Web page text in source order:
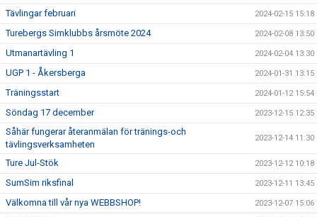
Tävlingar februari 2024-02-15 15:18
Turebergs Simklubbs årsmöte 2024 2024-02-08 13:50
Utmanartävling 1 2024-02-04 13:30
UGP 1 - Åkersberga 2024-01-31 13:15
Träningsstart 2024-01-12 15:54
Söndag 17 december 2023-12-15 12:35
Såhär fungerar återanmälan för tränings-och
tävlingsverksamheten
2023-12-14 11:30
Ture Jul-Stök 2023-12-12 10:18
SumSim riksfinal 2023-12-11 13:45
Välkomna till vår nya WEBBSHOP! 2023-12-07 15:06